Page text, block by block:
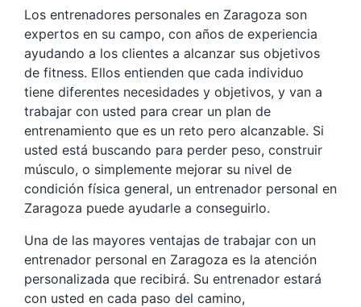
Los entrenadores personales en Zaragoza son
expertos en su campo, con años de experiencia
ayudando a los clientes a alcanzar sus objetivos
de fitness. Ellos entienden que cada individuo
tiene diferentes necesidades y objetivos, y van a
trabajar con usted para crear un plan de
entrenamiento que es un reto pero alcanzable. Si
usted está buscando para perder peso, construir
músculo, o simplemente mejorar su nivel de
condición física general, un entrenador personal en
Zaragoza puede ayudarle a conseguirlo.
Una de las mayores ventajas de trabajar con un
entrenador personal en Zaragoza es la atención
personalizada que recibirá. Su entrenador estará
con usted en cada paso del camino,